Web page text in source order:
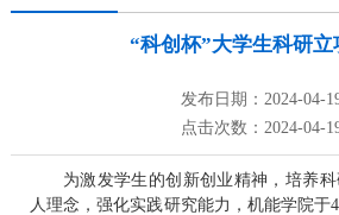
“科创杯”大学生科研立
发布日期：2024-04-
点击次数：2024-04-
为激发学生的创新创业精神，培养
人理念，强化实践研究能力，机能学院于